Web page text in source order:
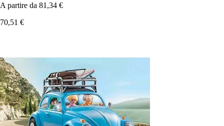
A partire da 81,34 €
70,51 €